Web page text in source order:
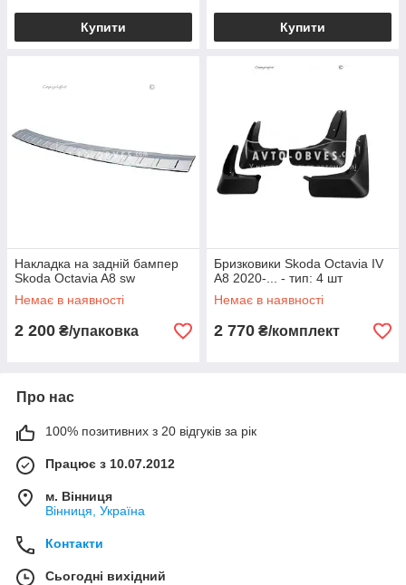
Купити Купити
Накладка на задній бампер
Skoda Octavia A8 sw
Немає в наявності
2 200 ₴/упаковка
Бризковики Skoda Octavia IV
A8 2020-... - тип: 4 шт
Немає в наявності
2 770 ₴/комплект
Про нас
100% позитивних з 20 відгуків за рік
Працює з 10.07.2012
м. Вінниця
Вінниця, Україна
Контакти
Сьогодні вихідний